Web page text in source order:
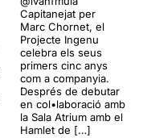
Capitanejat per
Marc Chornet, el
Projecte Ingenu
celebra els seus
primers cinc anys
com a companyia.
Després de debutar
en col•laboració amb
la Sala Atrium amb el
Hamlet de […]